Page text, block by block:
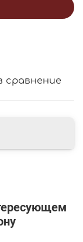
сравнение